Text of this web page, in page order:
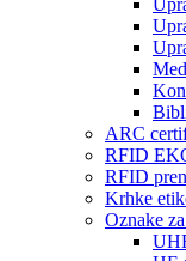
ARC
RFID
RFID
Krhke
Oznake